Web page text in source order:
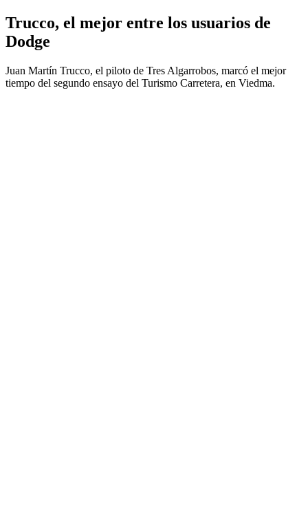
Trucco, el mejor entre los usuarios de
Dodge
Juan Martín Trucco, el piloto de Tres Algarrobos, marcó el mejor
tiempo del segundo ensayo del Turismo Carretera, en Viedma.